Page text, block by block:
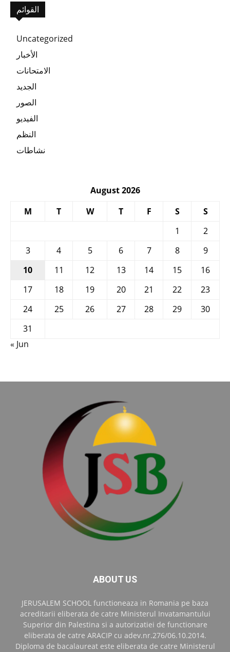
القوائم
Uncategorized
الأخبار
الامتحانات
الجديد
الصور
الفيديو
النظم
نشاطات
August 2026
M
T W T F S
S
1
2
3
4 5 6 7 8
9
10
11 12 13 14 15
16
17
18 19 20 21 22
23
24
25 26 27 28 29
30
31
« Jun
ABOUT US
JERUSALEM SCHOOL functioneaza in Romania pe baza
acreditarii eliberata de catre Ministerul Invatamantului
Superior din Palestina si a autorizatiei de functionare
eliberata de catre ARACIP cu adev.nr.276/06.10.2014.
Diploma de bacalaureat este eliberata de catre Ministerul